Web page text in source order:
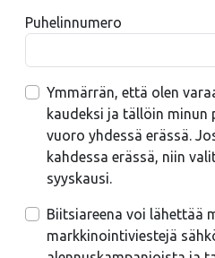
Puhelinnumero
Ymmärrän, että olen
kaudeksi ja tällöin minun
vuoro yhdessä erässä.
kahdessa erässä, niin
syyskausi.
Biitsiareena voi lähettää
markkinointiviestejä